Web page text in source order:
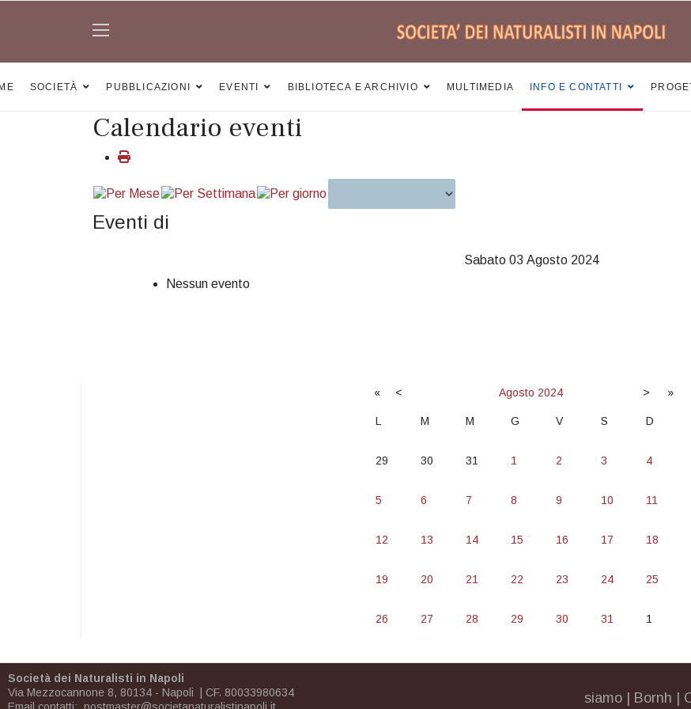
SOCIETÀ PUBBLICAZIONI EVENTI BIBLIOTECA E ARCHIVIO MULTIMEDIA INFO E CONTATTI
Calendario eventi
Eventi di
Sabato 03 Agosto 2024
Nessun evento
« < Agosto 2024 > »
L M M G V S D
29 30 31 1 2 3 4
5 6 7 8 9 10 11
12 13 14 15 16 17 18
19 20 21 22 23 24 25
26 27 28 29 30 31 1
Società dei Naturalisti in Napoli
Via Mezzocannone 8, 80134 - Napoli | CF. 80033980634
siamo
Bornh